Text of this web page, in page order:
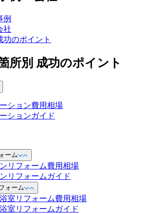
例
社
功のポイント
所別 成功のポイント
ション費用相場
ションガイド
ーム
リフォーム費用相場
リフォームガイド
ォーム
室リフォーム費用相場
室リフォームガイド